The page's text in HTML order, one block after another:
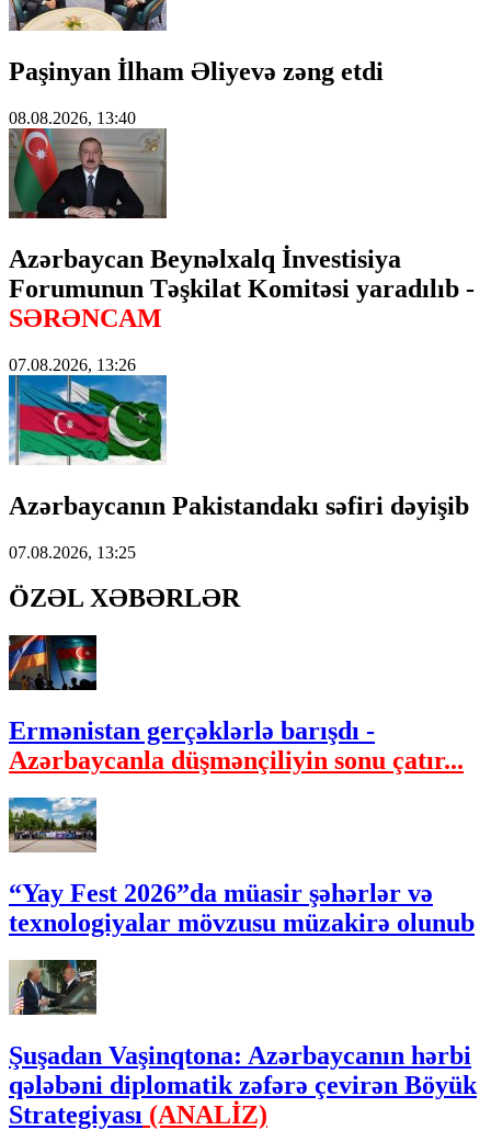
Paşinyan İlham Əliyevə zəng etdi
08.08.2026, 13:40
Azərbaycan Beynəlxalq İnvestisiya
Forumunun Təşkilat Komitəsi yaradılıb -
SƏRƏNCAM
07.08.2026, 13:26
Azərbaycanın Pakistandakı səfiri dəyişib
07.08.2026, 13:25
ÖZƏL XƏBƏRLƏR
Ermənistan gerçəklərlə barışdı -
Azərbaycanla düşmənçiliyin sonu çatır...
“Yay Fest 2026”da müasir şəhərlər və
texnologiyalar mövzusu müzakirə olunub
Şuşadan Vaşinqtona: Azərbaycanın hərbi
qələbəni diplomatik zəfərə çevirən Böyük
Strategiyası (ANALİZ)